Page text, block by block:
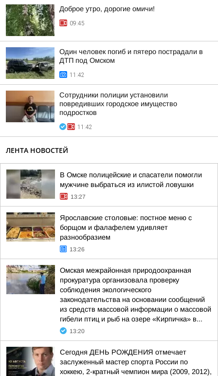
Доброе утро, дорогие омичи!
09:45
Один человек погиб и пятеро пострадали в
ДТП под Омском
11:42
Сотрудники полиции установили
повредивших городское имущество
подростков
11:42
ЛЕНТА НОВОСТЕЙ
В Омске полицейские и спасатели помогли
мужчине выбраться из илистой ловушки
13:27
Ярославские столовые: постное меню с
борщом и фалафелем удивляет
разнообразием
13:26
Омская межрайонная природоохранная
прокуратура организовала проверку
соблюдения экологического
законодательства на основании сообщений
из средств массовой информации о массовой
гибели птиц и рыб на озере «Кирпичка» в...
13:20
Сегодня ДЕНЬ РОЖДЕНИЯ отмечает
заслуженный мастер спорта России по
хоккею, 2-кратный чемпион мира (2009, 2012),